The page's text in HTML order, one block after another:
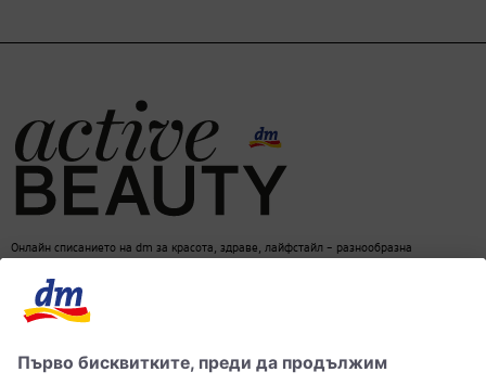
Онлайн списанието на dm за красота, здраве, лайфстайл – разнообразна